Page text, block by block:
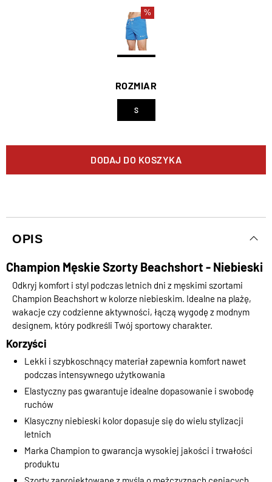
%
ROZMIAR
S
DODAJ DO KOSZYKA
OPIS
Champion Męskie Szorty Beachshort - Niebieski
Odkryj komfort i styl podczas letnich dni z męskimi szortami
Champion Beachshort w kolorze niebieskim. Idealne na plażę,
wakacje czy codzienne aktywności, łączą wygodę z modnym
designem, który podkreśli Twój sportowy charakter.
Korzyści
Lekki i szybkoschnący materiał zapewnia komfort nawet
podczas intensywnego użytkowania
Elastyczny pas gwarantuje idealne dopasowanie i swobodę
ruchów
Klasyczny niebieski kolor dopasuje się do wielu stylizacji
letnich
Marka Champion to gwarancja wysokiej jakości i trwałości
produktu